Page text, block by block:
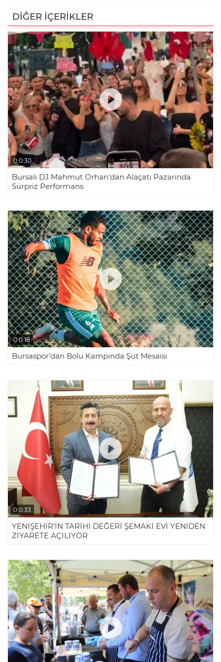
Bursa ve Yenişehir Teşkilatlanmasında
İYİ Partili Hasan Toktaş'tan
Yenişehir'deki İmar Sürecine İlişkin
Dikkat Çeken İddialar
KADIKÖY'DE TARİH YAZILAN AN..
Dürdane Rampasında, TIR Küle Döndü
Akaryakıt istasyonunda sopalı kavga
kamerada
DİĞER İÇERİKLER
0:0:30
Bursalı DJ Mahmut Orhan'dan Alaçatı Pazarında
Sürpriz Performans
0:0:18
Bursaspor’dan Bolu Kampında Şut Mesaisi
0:0:33
YENİŞEHİR’İN TARİHİ DEĞERİ ŞEMAKİ EVİ YENİDEN
ZİYARETE AÇILIYOR